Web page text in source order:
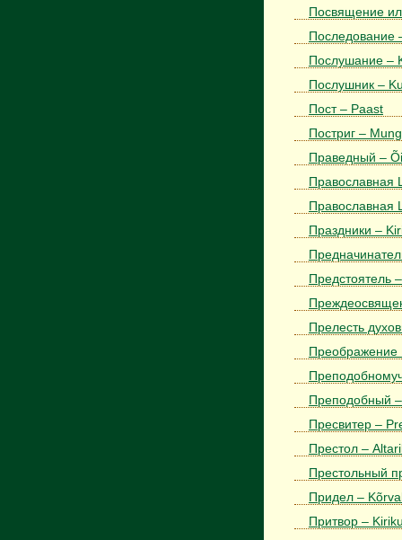
Посвящение
Последование
Послушание –
Послушник –
Пост – Paast
Постриг –
Праведный –
Православная
Православная
Праздники –
Предстоятель
Прелесть
Преображение
Преподобный
Пресвитер –
Престол –
Престольный
Придел –
Притвор –